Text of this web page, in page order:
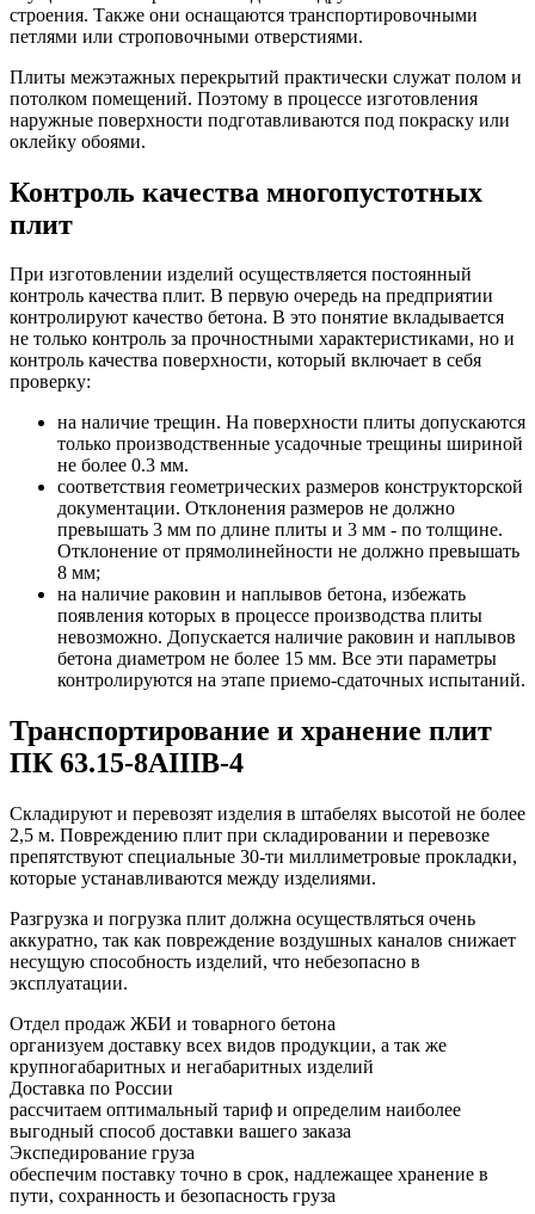
строения. Также они оснащаются транспортировочными
петлями или строповочными отверстиями.
Плиты межэтажных перекрытий практически служат полом и
потолком помещений. Поэтому в процессе изготовления
наружные поверхности подготавливаются под покраску или
оклейку обоями.
Контроль качества многопустотных
плит
При изготовлении изделий осуществляется постоянный
контроль качества плит. В первую очередь на предприятии
контролируют качество бетона. В это понятие вкладывается
не только контроль за прочностными характеристиками, но и
контроль качества поверхности, который включает в себя
проверку:
на наличие трещин. На поверхности плиты допускаются
только производственные усадочные трещины шириной
не более 0.3 мм.
соответствия геометрических размеров конструкторской
документации. Отклонения размеров не должно
превышать 3 мм по длине плиты и 3 мм - по толщине.
Отклонение от прямолинейности не должно превышать
8 мм;
на наличие раковин и наплывов бетона, избежать
появления которых в процессе производства плиты
невозможно. Допускается наличие раковин и наплывов
бетона диаметром не более 15 мм. Все эти параметры
контролируются на этапе приемо-сдаточных испытаний.
Транспортирование и хранение плит
ПК 63.15-8АIIIВ-4
Складируют и перевозят изделия в штабелях высотой не более
2,5 м. Повреждению плит при складировании и перевозке
препятствуют специальные 30-ти миллиметровые прокладки,
которые устанавливаются между изделиями.
Разгрузка и погрузка плит должна осуществляться очень
аккуратно, так как повреждение воздушных каналов снижает
несущую способность изделий, что небезопасно в
эксплуатации.
Отдел продаж ЖБИ и товарного бетона
организуем доставку всех видов продукции, а так же
крупногабаритных и негабаритных изделий
Доставка по России
рассчитаем оптимальный тариф и определим наиболее
выгодный способ доставки вашего заказа
Экспедирование груза
обеспечим поставку точно в срок, надлежащее хранение в
пути, сохранность и безопасность груза